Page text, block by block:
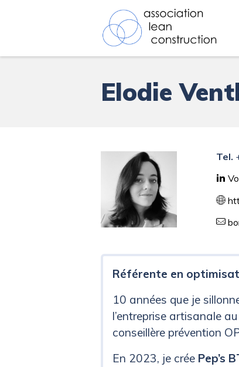
Elodie
Tel.
Référente en
10 années que je
l’entreprise artisanale
conseillère prévention
En 2023, je crée Pep’s